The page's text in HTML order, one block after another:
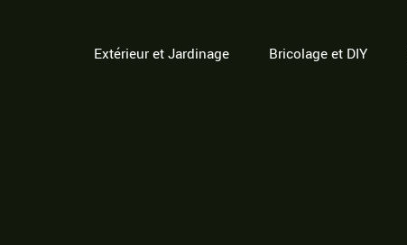
Extérieur et Jardinage Bricolage et DIY